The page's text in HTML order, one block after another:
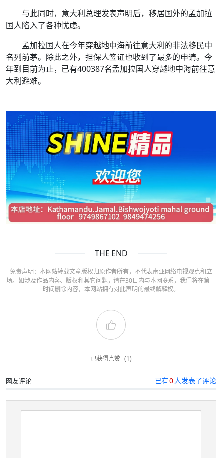
与此同时，意大利总理发表声明后，移居国外的孟加拉
国人陷入了各种忧虑。
孟加拉国人在今年穿越地中海前往意大利的非法移民中
名列前茅。除此之外，担保人签证也收到了最多的申请。今
年到目前为止，已有400387名孟加拉国人穿越地中海前往意
大利避难。
THE END
免责声明：本网站转载文章版权归原作者所有，不代表南亚网络电视观点和立
场。如涉及作品内容、版权和其它问题，请在30日内与本网联系，我们将在第一
时间删除内容，本网站拥有对此声明的最终解释权。
已获得点赞 (1)
网友评论 已有0人发表了评论